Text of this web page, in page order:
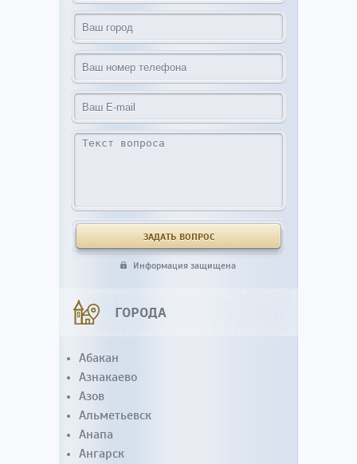
Информация защищена
ГОРОДА
Абакан
Азнакаево
Азов
Альметьевск
Анапа
Ангарск